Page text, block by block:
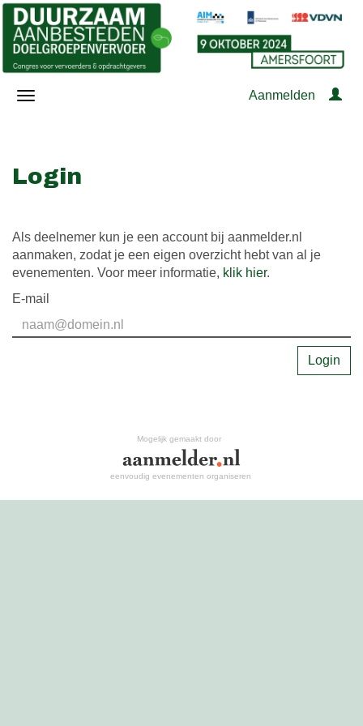
Aanmelden
Login
Als deelnemer kun je een account bij aanmelder.nl
aanmaken, zodat je een eigen overzicht hebt van al je
evenementen. Voor meer informatie, klik hier.
E-mail
Login
Mogelijk gemaakt door
eenvoudig evenementen organiseren